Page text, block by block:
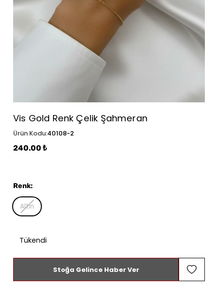
Vis Gold Renk Çelik Şahmeran
Ürün Kodu:40108-2
240.00 ₺
Renk:
Altın
Tükendi
Stoğa Gelince Haber Ver